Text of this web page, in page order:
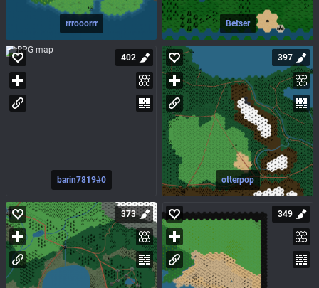
rrrooorrr Betser
barin7819#0
402
otterpop
397
373 349